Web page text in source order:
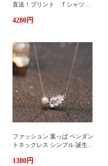
直送！プリント Ｔシャツ
兼用 ユニセックス おしゃ
4280円
ファッション 葉っぱ ペンダン
トネックレス シンプル 誕生日
レディースファッション 新作
1380円